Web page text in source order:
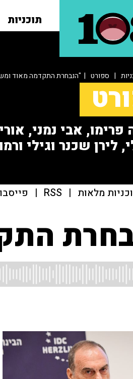
תוכניות
| ספורט | "הנבחרת התקדמה מאוד
אבי נמני,
לירן שכנר וגילי
מלאות |
RSS
|